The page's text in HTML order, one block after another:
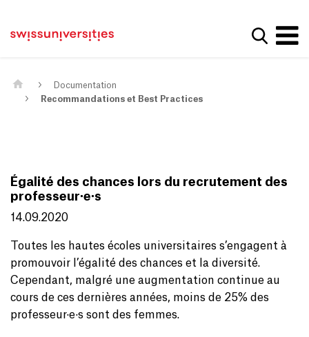
Main Navigation
Contenu
Méta-navigation
Afficher
Documentation
Recommandations et Best Practices
Égalité des chances lors du recrutement des
professeur·e·s
14.09.2020
Toutes les hautes écoles universitaires s’engagent à
promouvoir l’égalité des chances et la diversité.
Cependant, malgré une augmentation continue au
cours de ces dernières années, moins de 25% des
professeur·e·s sont des femmes.